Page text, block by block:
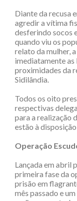
Diante da recusa
agredir a vítima
desferindo socos
quando viu os
relato da mulher,
imediatamente as
proximidades da
Sidilândia.
Todos os oito
respectivas
para a realização
estão à
Operação
Lançada em abril
primeira fase da
prisão em
mês passado e